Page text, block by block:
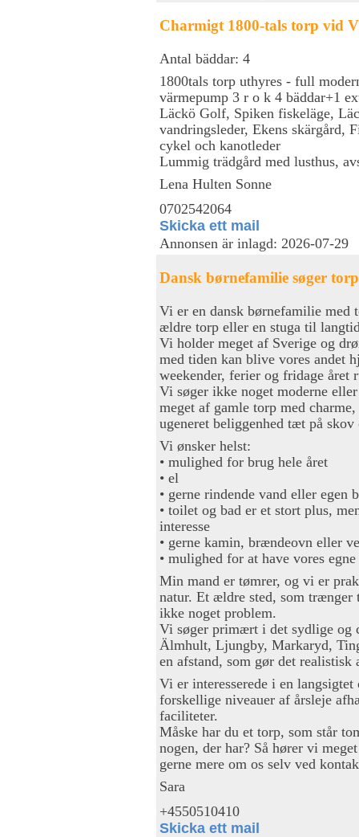
Charmigt 1800-tals torp vid
Antal bäddar: 4
1800tals torp uthyres - full
värmepump 3 r o k 4 bäddar+1
Läckö Golf, Spiken fiskeläge,
vandringsleder, Ekens skärgård,
cykel och kanotleder
Lummig trädgård med lusthus,
Lena Hulten Sonne
0702542064
Skicka ett mail
Annonsen är inlagd: 2026-07-29
Dansk børnefamilie søger
Vi er en dansk børnefamilie med
ældre torp eller en stuga til
Vi holder meget af Sverige og
med tiden kan blive vores andet
weekender, ferier og fridage året
Vi søger ikke noget moderne
meget af gamle torp med
ugeneret beliggenhed tæt på skov
Vi ønsker helst:
• mulighed for brug hele året
• el
• gerne rindende vand eller egen
• toilet og bad er et stort plus,
interesse
• gerne kamin, brændeovn eller
• mulighed for at have vores
Min mand er tømrer, og vi er
natur. Et ældre sted, som
ikke noget problem.
Vi søger primært i det sydlige og
Älmhult, Ljungby, Markaryd,
en afstand, som gør det realistisk
Vi er interesserede i en
forskellige niveauer af årsleje
faciliteter.
Måske har du et torp, som står
nogen, der har? Så hører vi
gerne mere om os selv ved
Sara
+4550510410
Skicka ett mail